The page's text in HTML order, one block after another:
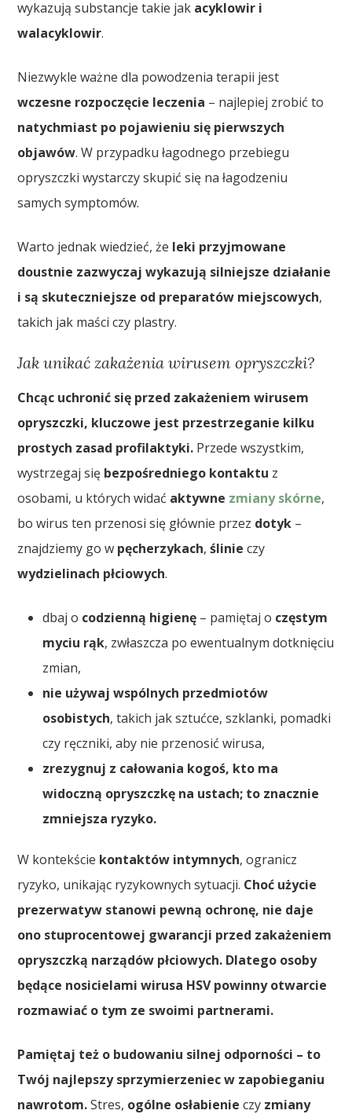
wykazują substancje takie jak acyklowir i
walacyklowir.
Niezwykle ważne dla powodzenia terapii jest
wczesne rozpoczęcie leczenia – najlepiej zrobić to
natychmiast po pojawieniu się pierwszych
objawów. W przypadku łagodnego przebiegu
opryszczki wystarczy skupić się na łagodzeniu
samych symptomów.
Warto jednak wiedzieć, że leki przyjmowane
doustnie zazwyczaj wykazują silniejsze działanie
i są skuteczniejsze od preparatów miejscowych,
takich jak maści czy plastry.
Jak unikać zakażenia wirusem opryszczki?
Chcąc uchronić się przed zakażeniem wirusem
opryszczki, kluczowe jest przestrzeganie kilku
prostych zasad profilaktyki. Przede wszystkim,
wystrzegaj się bezpośredniego kontaktu z
osobami, u których widać aktywne zmiany skórne,
bo wirus ten przenosi się głównie przez dotyk –
znajdziemy go w pęcherzykach,ślinie czy
wydzielinach płciowych.
dbaj o codzienną higienę – pamiętaj o częstym
myciu rąk, zwłaszcza po ewentualnym dotknięciu
zmian,
nie używaj wspólnych przedmiotów
osobistych, takich jak sztućce, szklanki, pomadki
czy ręczniki, aby nie przenosić wirusa,
zrezygnuj z całowania kogoś, kto ma
widoczną opryszczkę na ustach; to znacznie
zmniejsza ryzyko.
W kontekście kontaktów intymnych, ogranicz
ryzyko, unikając ryzykownych sytuacji. Choć użycie
prezerwatyw stanowi pewną ochronę, nie daje
ono stuprocentowej gwarancji przed zakażeniem
opryszczką narządów płciowych. Dlatego osoby
będące nosicielami wirusa HSV powinny otwarcie
rozmawiać o tym ze swoimi partnerami.
Pamiętaj też o budowaniu silnej odporności – to
Twój najlepszy sprzymierzeniec w zapobieganiu
nawrotom.Stres, ogólne osłabienie czy zmiany